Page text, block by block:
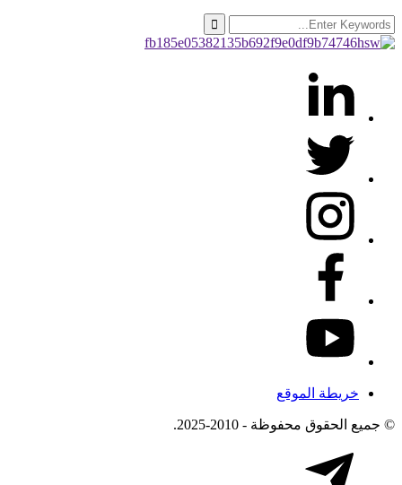
خريطة الموقع
© جميع الحقوق محفوظة - 2010-2025.